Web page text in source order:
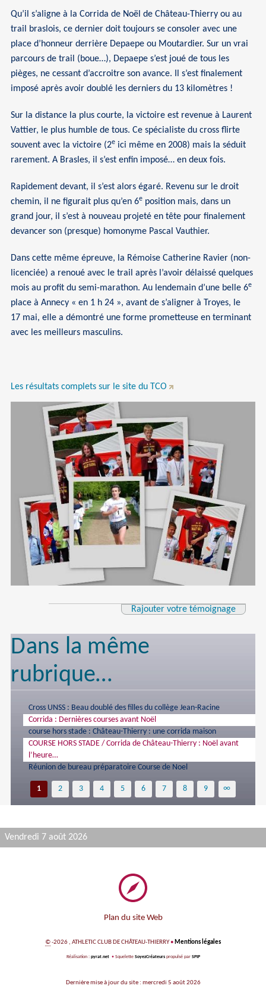
Qu’il s’aligne à la Corrida de Noël de Château-Thierry ou au
trail braslois, ce dernier doit toujours se consoler avec une
place d’honneur derrière Depaepe ou Moutardier. Sur un vrai
parcours de trail (boue…), Depaepe s’est joué de tous les
pièges, ne cessant d’accroitre son avance. Il s’est finalement
imposé après avoir doublé les derniers du 13 kilomètres !
Sur la distance la plus courte, la victoire est revenue à Laurent
Vattier, le plus humble de tous. Ce spécialiste du cross flirte
souvent avec la victoire (2e ici même en 2008) mais la séduit
rarement. A Brasles, il s’est enfin imposé… en deux fois.
Rapidement devant, il s’est alors égaré. Revenu sur le droit
chemin, il ne figurait plus qu’en 6e position mais, dans un
grand jour, il s’est à nouveau projeté en tête pour finalement
devancer son (presque) homonyme Pascal Vauthier.
Dans cette même épreuve, la Rémoise Catherine Ravier (non-
licenciée) a renoué avec le trail après l’avoir délaissé quelques
mois au profit du semi-marathon. Au lendemain d’une belle 6e
place à Annecy « en 1 h 24 », avant de s’aligner à Troyes, le
17 mai, elle a démontré une forme prometteuse en terminant
avec les meilleurs masculins.
Les résultats complets sur le site du TCO
Rajouter votre témoignage
Dans la même
rubrique…
Cross UNSS : Beau doublé des filles du collège Jean-Racine
Corrida : Dernières courses avant Noël
course hors stade : Château-Thierry : une corrida maison
COURSE HORS STADE / Corrida de Château-Thierry : Noël avant
l’heure…
Réunion de bureau préparatoire Course de Noel
1 2 3 4 5 6 7 8 9 ∞
Vendredi 7 août 2026
Plan du site Web
©-2026 , ATHLETIC CLUB DE CHÂTEAU-THIERRY• Mentions légales
Réalisation : pyrat.net •Squelette SoyezCréateurspropulsé par SPIP
Dernière mise à jour du site : mercredi 5 août 2026